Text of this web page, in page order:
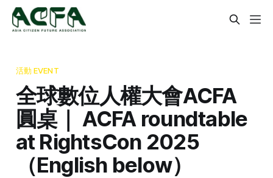
活動 EVENT
全球數位人權大會ACFA
圓桌｜ ACFA roundtable
at RightsCon 2025
（English below）